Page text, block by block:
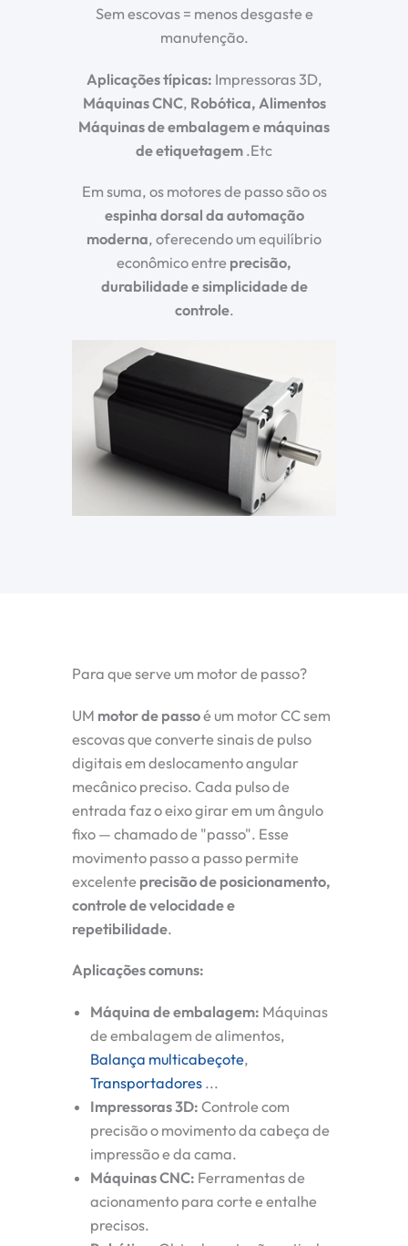
Sem escovas = menos desgaste e
manutenção.
Aplicações típicas: Impressoras 3D,
Máquinas CNC, Robótica, Alimentos
Máquinas de embalagem e máquinas
de etiquetagem .Etc
Em suma, os motores de passo são os
espinha dorsal da automação
moderna, oferecendo um equilíbrio
econômico entre precisão,
durabilidade e simplicidade de
controle.
Para que serve um motor de passo?
UM motor de passoé um motor CC sem
escovas que converte sinais de pulso
digitais em deslocamento angular
mecânico preciso. Cada pulso de
entrada faz o eixo girar em um ângulo
fixo — chamado de "passo". Esse
movimento passo a passo permite
excelente precisão de posicionamento,
controle de velocidade e
repetibilidade.
Aplicações comuns:
Máquina de embalagem: Máquinas
de embalagem de alimentos,
Balança multicabeçote,
Transportadores ...
Impressoras 3D: Controle com
precisão o movimento da cabeça de
impressão e da cama.
Máquinas CNC: Ferramentas de
acionamento para corte e entalhe
precisos.